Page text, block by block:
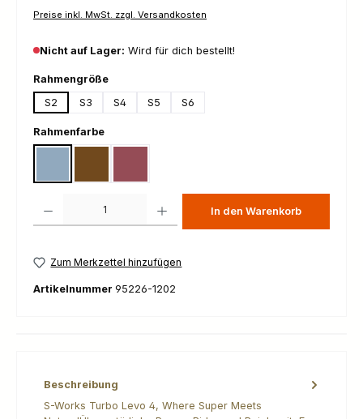
Preise inkl. MwSt. zzgl. Versandkosten
Nicht auf Lager: Wird für dich bestellt!
Rahmengrößeauswählen
S2
S3 S4 S5 S6
Rahmenfarbeauswählen
In den Warenkorb
Zum Merkzettel hinzufügen
Artikelnummer 95226-1202
Beschreibung
S-Works Turbo Levo 4, Where Super Meets